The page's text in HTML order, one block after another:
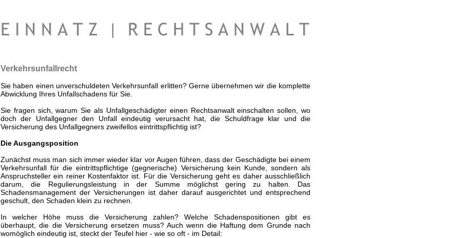
Verkehrsunfallrecht
Sie haben einen unverschuldeten Verkehrsunfall erlitten? Gerne übernehmen wir die komplette
Abwicklung Ihres Unfallschadens für Sie.
Sie fragen sich, warum Sie als Unfallgeschädigter einen Rechtsanwalt einschalten sollen, wo
doch der Unfallgegner den Unfall eindeutig verursacht hat, die Schuldfrage klar und die
Versicherung des Unfallgegners zweifellos eintrittspflichtig ist?
Die Ausgangsposition
Zunächst muss man sich immer wieder klar vor Augen führen, dass der Geschädigte bei einem
Verkehrsunfall für die eintrittspflichtige (gegnerische) Versicherung kein Kunde, sondern als
Anspruchsteller ein reiner Kostenfaktor ist. Für die Versicherung geht es daher ausschließlich
darum, die Regulierungsleistung in der Summe möglichst gering zu halten. Das
Schadensmanagement der Versicherungen ist daher darauf ausgerichtet und entsprechend
geschult, den Schaden klein zu rechnen.
In welcher Höhe muss die Versicherung zahlen? Welche Schadenspositionen gibt es
überhaupt, die die Versicherung ersetzen muss? Auch wenn die Haftung dem Grunde nach
womöglich eindeutig ist, steckt der Teufel hier - wie so oft - im Detail: